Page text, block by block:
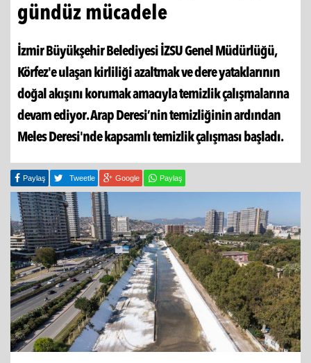
gündüz mücadele
İzmir Büyükşehir Belediyesi İZSU Genel Müdürlüğü,
Körfez'e ulaşan kirliliği azaltmak ve dere yataklarının
doğal akışını korumak amacıyla temizlik çalışmalarına
devam ediyor. Arap Deresi’nin temizliğinin ardından
Meles Deresi'nde kapsamlı temizlik çalışması başladı.
Paylaş Tweetle Google Paylaş